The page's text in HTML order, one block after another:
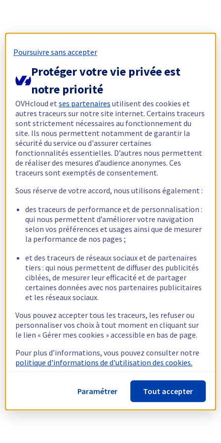
Poursuivre sans accepter
Protéger votre vie privée est
notre priorité
OVHcloud etses partenaires utilisent des cookies et
autres traceurs sur notre site internet. Certains traceurs
sont strictement nécessaires au fonctionnement du
site. Ils nous permettent notamment de garantir la
sécurité du service ou d'assurer certaines
fonctionnalités essentielles. D’autres nous permettent
de réaliser des mesures d’audience anonymes. Ces
traceurs sont exemptés de consentement.
Sous réserve de votre accord, nous utilisons également :
des traceurs de performance et de personnalisation :
qui nous permettent d’améliorer votre navigation
selon vos préférences et usages ainsi que de mesurer
la performance de nos pages ;
et des traceurs de réseaux sociaux et de partenaires
tiers : qui nous permettent de diffuser des publicités
ciblées, de mesurer leur efficacité et de partager
certaines données avec nos partenaires publicitaires
et les réseaux sociaux.
Vous pouvez accepter tous les traceurs, les refuser ou
personnaliser vos choix à tout moment en cliquant sur
le lien « Gérer mes cookies » accessible en bas de page.
Pour plus d’informations, vous pouvez consulter notre
politique d'informations de d'utilisation des cookies.
Paramétrer Tout accepter